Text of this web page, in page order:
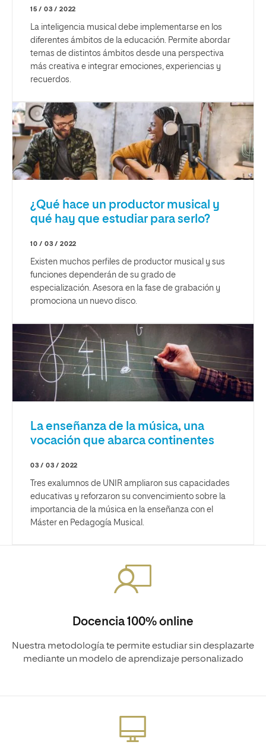
15 / 03 / 2022
La inteligencia musical debe implementarse en los
diferentes ámbitos de la educación. Permite abordar
temas de distintos ámbitos desde una perspectiva
más creativa e integrar emociones, experiencias y
recuerdos.
¿Qué hace un productor musical y
qué hay que estudiar para serlo?
10 / 03 / 2022
Existen muchos perfiles de productor musical y sus
funciones dependerán de su grado de
especialización. Asesora en la fase de grabación y
promociona un nuevo disco.
La enseñanza de la música, una
vocación que abarca continentes
03 / 03 / 2022
Tres exalumnos de UNIR ampliaron sus capacidades
educativas y reforzaron su convencimiento sobre la
importancia de la música en la enseñanza con el
Máster en Pedagogía Musical.
Docencia 100% online
Nuestra metodología te permite estudiar sin desplazarte
mediante un modelo de aprendizaje personalizado